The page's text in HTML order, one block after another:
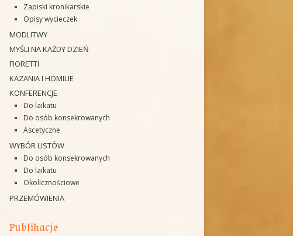
Zapiski kronikarskie
Opisy wycieczek
MODLITWY
MYŚLI NA KAŻDY DZIEŃ
FIORETTI
KAZANIA I HOMILIE
KONFERENCJE
Do laikatu
Do osób konsekrowanych
Ascetyczne
WYBÓR LISTÓW
Do osób konsekrowanych
Do laikatu
Okolicznościowe
PRZEMÓWIENIA
Publikacje